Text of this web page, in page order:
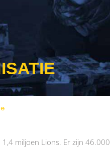
1,4 miljoen Lions. Er zijn 46.000